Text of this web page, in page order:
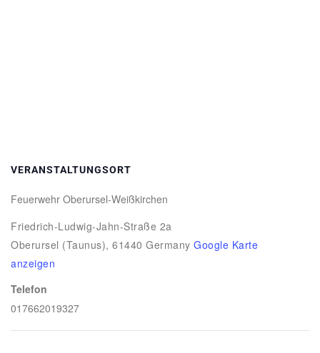
VERANSTALTUNGSORT
Feuerwehr Oberursel-Weißkirchen
Friedrich-Ludwig-Jahn-Straße 2a
Oberursel (Taunus), 61440 Germany Google Karte
anzeigen
Telefon
017662019327